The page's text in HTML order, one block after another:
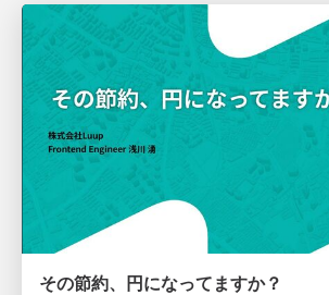
その節約、円になってますか？